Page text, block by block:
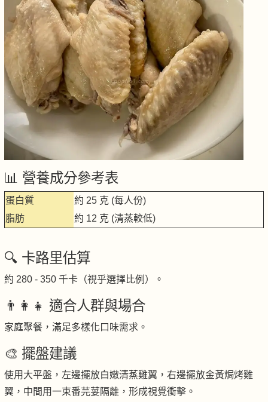
📊 營養成分參考表
蛋白質
約 25 克 (每人份)
脂肪
約 12 克 (清蒸較低)
🔍 卡路里估算
約 280 - 350 千卡（視乎選擇比例）。
👨‍👩‍👧 適合人群與場合
家庭聚餐，滿足多樣化口味需求。
🎨 擺盤建議
使用大平盤，左邊擺放白嫩清蒸雞翼，右邊擺放金黃焗烤雞
翼，中間用一束番芫荽隔離，形成視覺衝擊。